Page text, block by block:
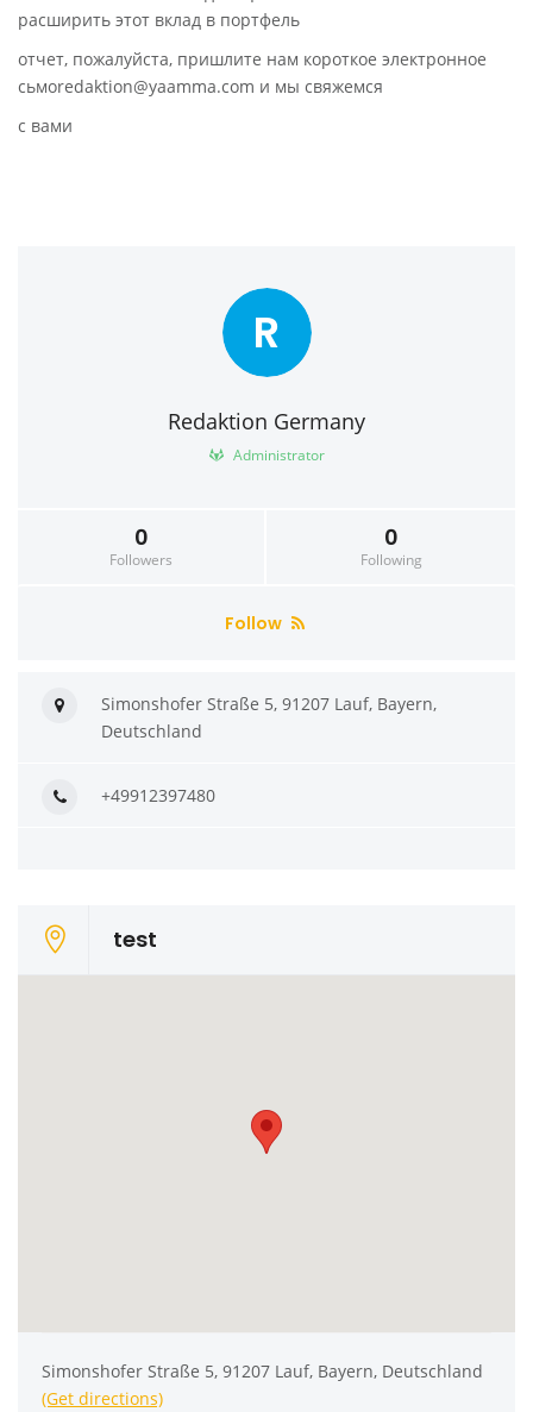
расширить этот вклад в портфель
отчет, пожалуйста, пришлите нам короткое электронное
сьмоredaktion@yaamma.com и мы свяжемся
с вами
R
Redaktion Germany
Administrator
0
Followers
0
Following
Follow
Simonshofer Straße 5, 91207 Lauf, Bayern,
Deutschland
+49912397480
test
Simonshofer Straße 5, 91207 Lauf, Bayern, Deutschland
(Get directions)